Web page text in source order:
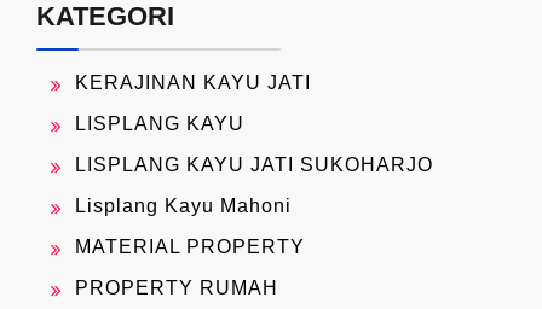
KATEGORI
KERAJINAN KAYU JATI
LISPLANG KAYU
LISPLANG KAYU JATI SUKOHARJO
Lisplang Kayu Mahoni
MATERIAL PROPERTY
PROPERTY RUMAH